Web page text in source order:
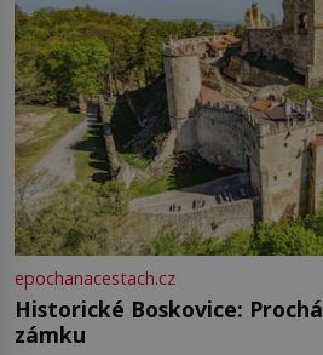
epochanacestach.cz
Historické Boskovice:
zámku